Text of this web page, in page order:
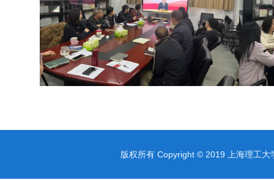
版权所有 Copyright © 2019 上海理工